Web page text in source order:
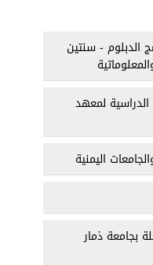
الدبلوم - سنتين
لمعهد
اليمنية
بجامعة ذمار